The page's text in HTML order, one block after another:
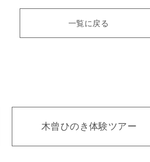
一覧に戻る
木曾ひのき体験ツアー